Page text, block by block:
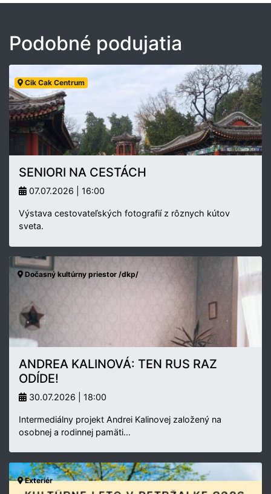
Podobné podujatia
Cik Cak Centrum
SENIORI NA CESTÁCH
07.07.2026 | 16:00
Výstava cestovateľských fotografií z rôznych kútov
sveta.
Dočasný kultúrny priestor /dkp/
ANDREA KALINOVÁ: TEN RUS RAZ
ODÍDE!
30.07.2026 | 18:00
Intermediálny projekt Andrei Kalinovej založený na
osobnej a rodinnej pamäti…
Exteriér